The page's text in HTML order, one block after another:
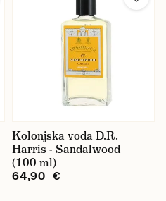
Kolonjska voda D.R.
Harris - Sandalwood
(100 ml)
64,90 €